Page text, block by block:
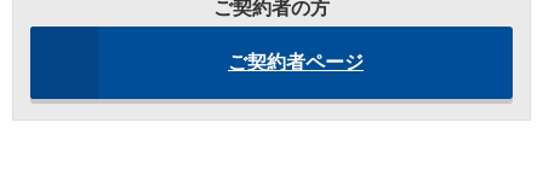
ご契約者の方
ご契約者ページ